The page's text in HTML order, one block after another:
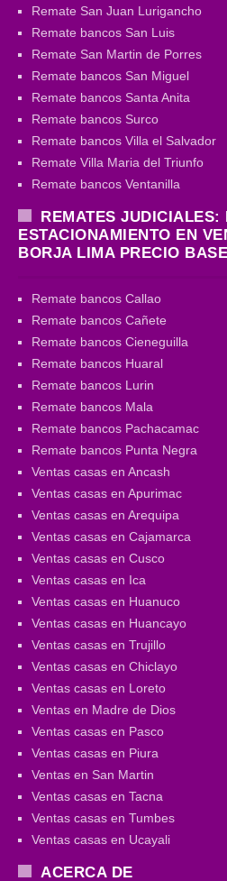
Remate San Juan Lurigancho
Remate bancos San Luis
Remate San Martin de Porres
Remate bancos San Miguel
Remate bancos Santa Anita
Remate bancos Surco
Remate bancos Villa el Salvador
Remate Villa Maria del Triunfo
Remate bancos Ventanilla
REMATES JUDICIALES:
ESTACIONAMIENTO EN
BORJA LIMA PRECIO
Remate bancos Callao
Remate bancos Cañete
Remate bancos Cieneguilla
Remate bancos Huaral
Remate bancos Lurin
Remate bancos Mala
Remate bancos Pachacamac
Remate bancos Punta Negra
Ventas casas en Ancash
Ventas casas en Apurimac
Ventas casas en Arequipa
Ventas casas en Cajamarca
Ventas casas en Cusco
Ventas casas en Ica
Ventas casas en Huanuco
Ventas casas en Huancayo
Ventas casas en Trujillo
Ventas casas en Chiclayo
Ventas casas en Loreto
Ventas en Madre de Dios
Ventas casas en Pasco
Ventas casas en Piura
Ventas en San Martin
Ventas casas en Tacna
Ventas casas en Tumbes
Ventas casas en Ucayali
ACERCA DE